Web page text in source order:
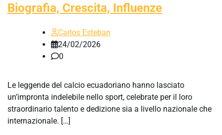
Biografia, Crescita, Influenze
Carlos Esteban
24/02/2026
0
Le leggende del calcio ecuadoriano hanno lasciato
un’impronta indelebile nello sport, celebrate per il loro
straordinario talento e dedizione sia a livello nazionale che
internazionale. […]